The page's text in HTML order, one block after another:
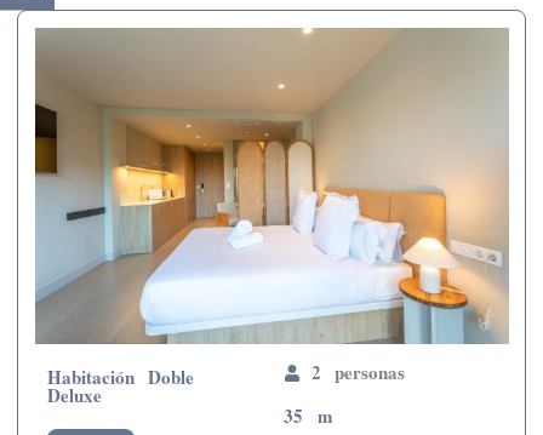
Habitación Doble
Deluxe
2 personas
35 m